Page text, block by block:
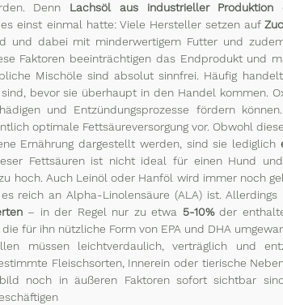
Denn Lachsöl aus industrieller Produktion
einst einmal hatte: Viele Hersteller setzen auf
und dabei mit minderwertigem Futter und
Faktoren beeinträchtigen das Endprodukt und
Mischöle sind absolut sinnfrei. Häufig
bevor sie überhaupt in den Handel kommen.
und Entzündungsprozesse fördern
optimale Fettsäureversorgung vor. Obwohl
Ernährung dargestellt werden, sind sie lediglich
Fettsäuren ist nicht ideal für einen Hund
hoch. Auch Leinöl oder Hanföl wird immer noch
reich an Alpha-Linolensäure (ALA) ist.
– in der Regel nur zu etwa 5-10% der
für ihn nützliche Form von EPA und DHA
müssen leichtverdaulich, verträglich und
Fleischsorten, Innerein oder tierische
noch in äußeren Faktoren sofort sichtbar